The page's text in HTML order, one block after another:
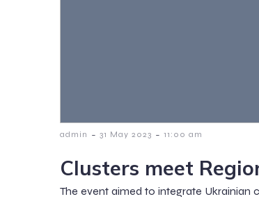
admin - 31 May 2023 - 11:00 am
Clusters meet
The event aimed to integrate Ukrainian